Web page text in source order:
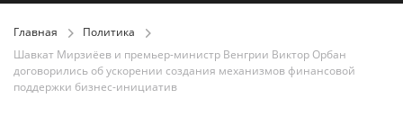
Главная
Политика
Шавкат Мирзиёев и премьер-министр Венгрии Виктор Орбан
договорились об ускорении создания механизмов финансовой
поддержки бизнес-инициатив